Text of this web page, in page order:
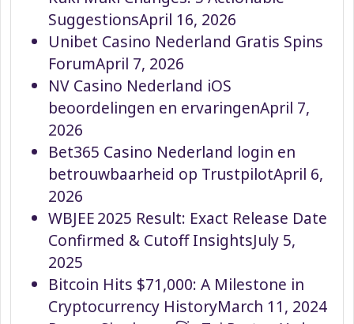
SuggestionsApril 16, 2026
Unibet Casino Nederland Gratis Spins
ForumApril 7, 2026
NV Casino Nederland iOS
beoordelingen en ervaringenApril 7,
2026
Bet365 Casino Nederland login en
betrouwbaarheid op TrustpilotApril 6,
2026
WBJEE 2025 Result: Exact Release Date
Confirmed & Cutoff InsightsJuly 5,
2025
Bitcoin Hits $71,000: A Milestone in
Cryptocurrency HistoryMarch 11, 2024